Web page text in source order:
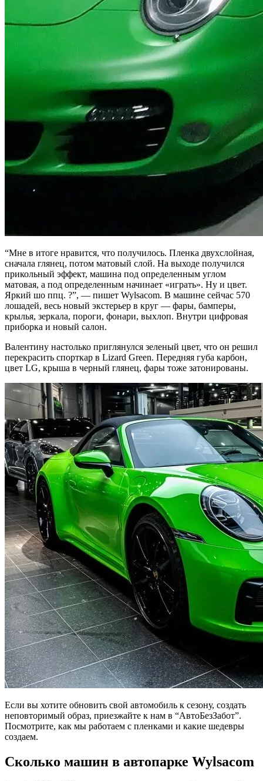
“Мне в итоге нравится, что получилось. Пленка двухслойная,
сначала глянец, потом матовый слой. На выходе получился
прикольный эффект, машина под определенным углом
матовая, а под определенным начинает «играть». Ну и цвет.
Яркий шо ппц. ?”, — пишет Wylsacom. В машине сейчас 570
лошадей, весь новый экстерьер в круг — фары, бамперы,
крылья, зеркала, пороги, фонари, выхлоп. Внутри цифровая
приборка и новый салон.
Валентину настолько приглянулся зеленый цвет, что он решил
перекрасить спорткар в Lizard Green. Передняя губа карбон,
цвет LG, крыша в черный глянец, фары тоже затонированы.
Если вы хотите обновить свой автомобиль к сезону, создать
неповторимый образ, приезжайте к нам в “АвтоБезЗабот”.
Посмотрите, как мы работаем с пленками и какие шедевры
создаем.
Сколько машин в автопарке Wylsacom